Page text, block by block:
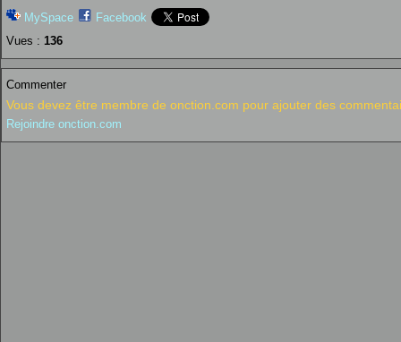
MySpace
Facebook
Vues : 136
Commenter
Vous devez être membre de onction.com pour ajouter des
Rejoindre onction.com